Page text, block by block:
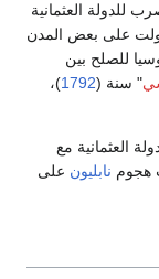
للدولة العثمانية
على بعض المدن
للصلح بين
" سنة (1792)،
العثمانية مع
هجوم نابليون على